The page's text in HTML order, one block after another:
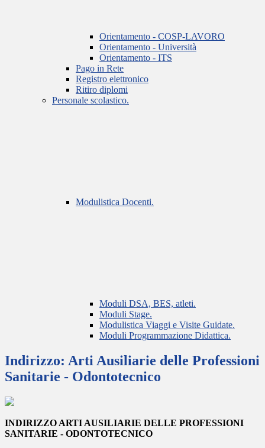
Orientamento - COSP-LAVORO
Orientamento - Università
Orientamento - ITS
Pago in Rete
Registro elettronico
Ritiro diplomi
Personale scolastico.
Modulistica Docenti.
Moduli DSA, BES, atleti.
Moduli Stage.
Modulistica Viaggi e Visite Guidate.
Moduli Programmazione Didattica.
Indirizzo: Arti Ausiliarie delle Professioni
Sanitarie - Odontotecnico
INDIRIZZO ARTI AUSILIARIE DELLE PROFESSIONI
SANITARIE - ODONTOTECNICO